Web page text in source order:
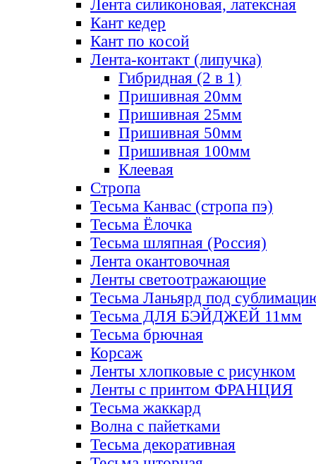
Лента силиконовая, латексная
Кант кедер
Кант по косой
Лента-контакт (липучка)
Гибридная (2 в 1)
Пришивная 20мм
Пришивная 25мм
Пришивная 50мм
Пришивная 100мм
Клеевая
Стропа
Тесьма Канвас (стропа пэ)
Тесьма Ёлочка
Тесьма шляпная (Россия)
Лента окантовочная
Ленты светоотражающие
Тесьма Ланьярд под
Тесьма ДЛЯ БЭЙДЖЕЙ 11мм
Тесьма брючная
Корсаж
Ленты хлопковые с рисунком
Ленты с принтом ФРАНЦИЯ
Тесьма жаккард
Волна с пайетками
Тесьма декоративная